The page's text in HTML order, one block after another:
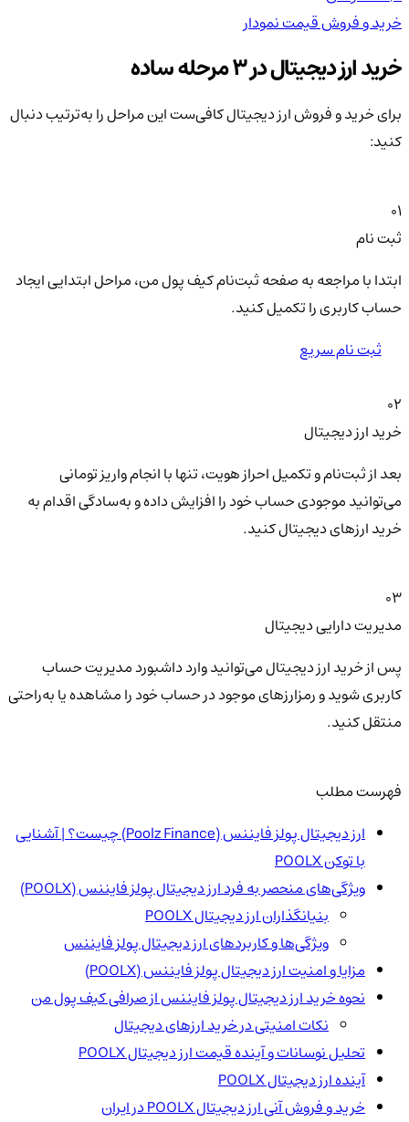
خرید و فروشقیمتنمودار
خرید ارز دیجیتال در 3 مرحله ساده
برای خرید و فروش ارز دیجیتال کافی‌ست این مراحل را به‌ترتیب دنبال
کنید:
01
ثبت نام
ابتدا با مراجعه به صفحه ثبت‌نام کیف‌ پول من، مراحل ابتدایی ایجاد
حساب کاربری را تکمیل کنید.
ثبت نام سریع
02
خرید ارز دیجیتال
بعد از ثبت‌نام و تکمیل احراز هویت، تنها با انجام واریز تومانی
می‌توانید موجودی حساب خود را افزایش داده و به‌سادگی اقدام به
خرید ارزهای دیجیتال کنید.
03
مدیریت دارایی دیجیتال
پس از خرید ارز دیجیتال می‌توانید وارد داشبورد مدیریت حساب
کاربری شوید و رمزارزهای موجود در حساب خود را مشاهده یا به‌راحتی
منتقل کنید.
فهرست مطلب
ارز دیجیتال پولز فایننس (Poolz Finance) چیست؟ | آشنایی
با توکن POOLX
ویژگی‌های منحصر به فرد ارز دیجیتال پولز فایننس (POOLX)
بنیانگذاران ارز دیجیتال POOLX
ویژگی‌ها و کاربردهای ارز دیجیتال پولز فایننس
مزایا و امنیت ارز دیجیتال پولز فایننس (POOLX)
نحوه خرید ارز دیجیتال پولز فایننس از صرافی کیف پول من
نکات امنیتی در خرید ارزهای دیجیتال
تحلیل نوسانات و آینده قیمت ارز دیجیتال POOLX
آینده ارز دیجیتال POOLX
خرید و فروش آنی ارز دیجیتال POOLX در ایران